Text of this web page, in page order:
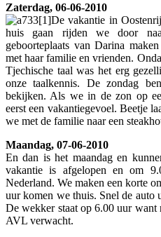
Zaterdag, 06-06-2010
De vakantie in
huis gaan rijden we door
geboorteplaats van Darina
met haar familie en vrienden.
Tjechische taal was het erg
onze taalkennis. De zondag
bekijken. Als we in de zon op
eerst een vakantiegevoel. Beetje
we met de familie naar een
Maandag, 07-06-2010
En dan is het maandag en
vakantie is afgelopen en om
Nederland. We maken een korte
uur komen we thuis. Snel de auto
De wekker staat op 6.00 uur
AVL verwacht.